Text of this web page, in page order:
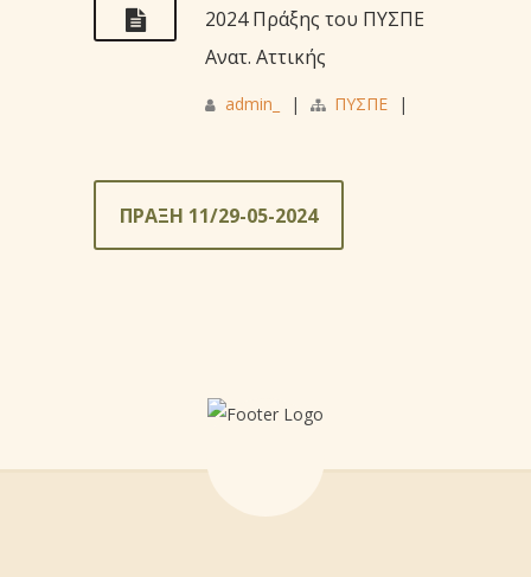
2024 Πράξης του ΠΥΣΠΕ
Ανατ. Αττικής
admin_ | ΠΥΣΠΕ |
ΠΡΑΞΗ 11/29-05-2024